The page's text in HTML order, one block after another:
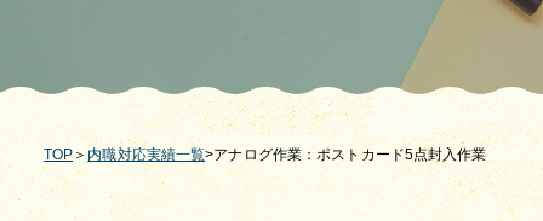
TOP ＞ 内職対応実績一覧>アナログ作業：ポストカード5点封入作業